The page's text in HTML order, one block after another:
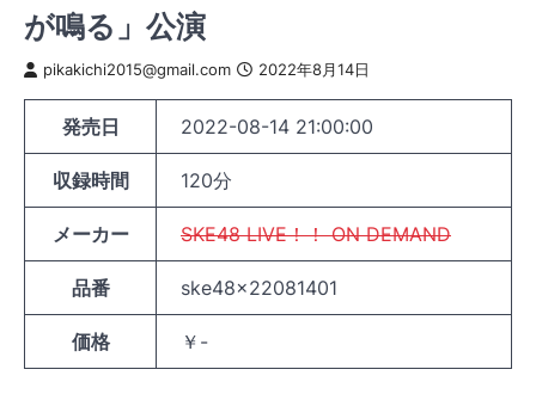
が鳴る」公演
pikakichi2015@gmail.com 2022年8月14日
発売日 2022-08-14 21:00:00
収録時間 120分
メーカー SKE48 LIVE！！ ON DEMAND
品番 ske48x22081401
価格 ￥-